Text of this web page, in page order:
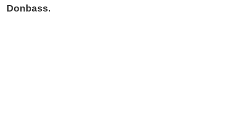
Donbass.